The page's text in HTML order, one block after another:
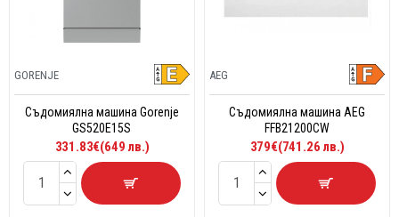
GORENJE
Съдомиялна машина Gorenje
GS520E15S
331.83€(649 лв.)
AEG
Съдомиялна машина AEG
FFB21200CW
379€(741.26 лв.)